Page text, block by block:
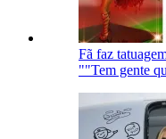
Fã faz
""Tem gente